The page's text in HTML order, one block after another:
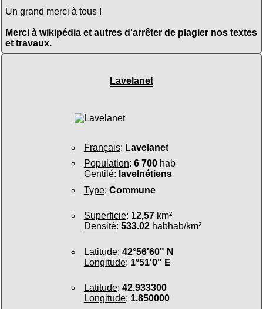
Un grand merci à tous !
Merci à wikipédia et autres d'arrêter de plagier nos textes
et travaux.
Lavelanet
Français: Lavelanet
Population: 6 700hab
Gentilé: lavelnétiens
Type: Commune
Superficie: 12,57km²
Densité: 533.02habhab/km²
Latitude: 42°56'60" N
Longitude: 1°51'0" E
Latitude: 42.933300
Longitude: 1.850000